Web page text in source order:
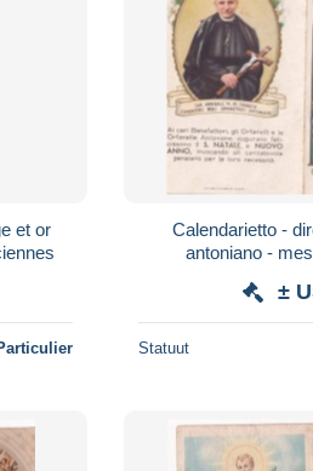
et or
Calendarietto -
antoniano -
±
Statuut